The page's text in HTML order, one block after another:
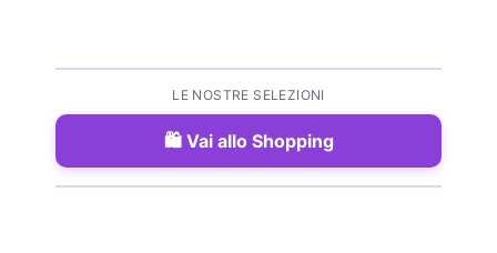
LE NOSTRE SELEZIONI
Vai allo Shopping